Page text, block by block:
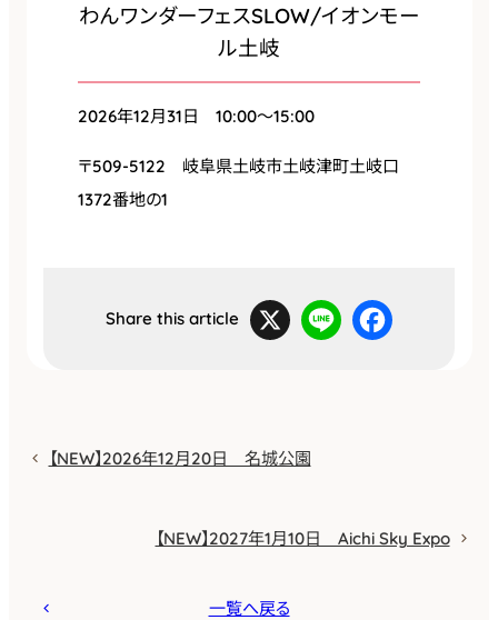
わんワンダーフェスSLOW/イオンモー
ル土岐
2026年12月31日 10:00〜15:00
〒509-5122 岐阜県土岐市土岐津町土岐口
1372番地の1
Share this article X L
ne
【NEW】2026年12月20日 名城公園
一覧へ戻る
【NEW】2027年1月10日 Aichi Sky Expo